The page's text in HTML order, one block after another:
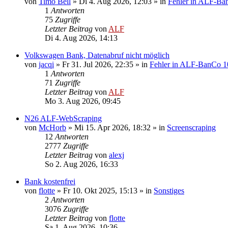
1 Antworten
75 Zugriffe
Letzter Beitrag von ALF
Di 4. Aug 2026, 14:13
Volkswagen Bank, Datenabruf nicht möglich
von jacqi » Fr 31. Jul 2026, 22:35 » in Fehler in ALF-BanCo
1 Antworten
71 Zugriffe
Letzter Beitrag von ALF
Mo 3. Aug 2026, 09:45
N26 ALF-WebScraping
von McHorb » Mi 15. Apr 2026, 18:32 » in Screenscraping
12 Antworten
2777 Zugriffe
Letzter Beitrag von alexj
So 2. Aug 2026, 16:33
Bank kostenfrei
von flotte » Fr 10. Okt 2025, 15:13 » in Sonstiges
2 Antworten
3076 Zugriffe
Letzter Beitrag von flotte